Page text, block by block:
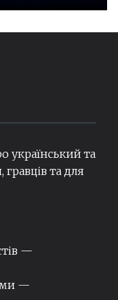
український та
гравців та для
—
—